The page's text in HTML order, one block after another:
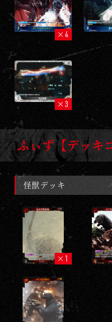
4
3
ふぃず【デッキ
怪獣デッキ
1